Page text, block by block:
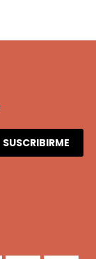
SUSCRIBIRME